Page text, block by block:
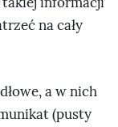
na cały
a w nich
(pusty